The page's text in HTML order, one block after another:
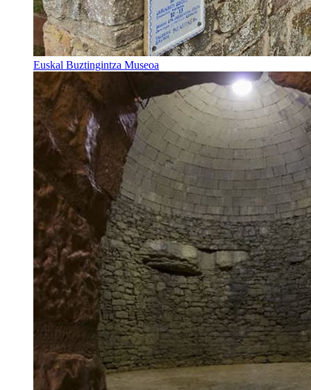
Euskal Buztingintza Museoa